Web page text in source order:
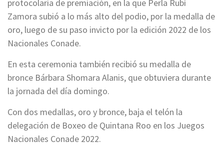
protocolaria de premiación, en la que Perla Rubí
Zamora subió a lo más alto del podio, por la medalla de
oro, luego de su paso invicto por la edición 2022 de los
Nacionales Conade.
En esta ceremonia también recibió su medalla de
bronce Bárbara Shomara Alanis, que obtuviera durante
la jornada del día domingo.
Con dos medallas, oro y bronce, baja el telón la
delegación de Boxeo de Quintana Roo en los Juegos
Nacionales Conade 2022.